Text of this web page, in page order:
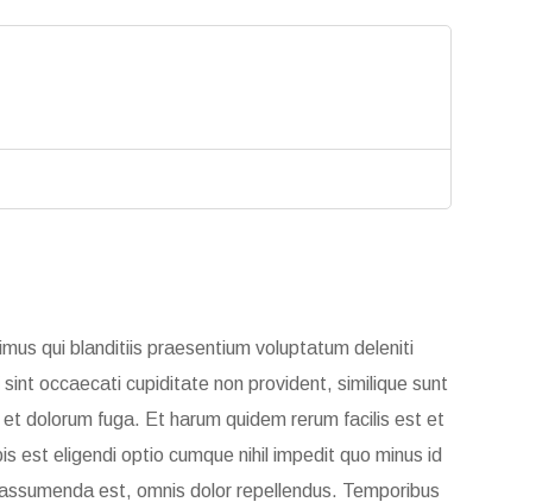
qui blanditiis praesentium voluptatum deleniti
occaecati cupiditate non provident, similique sunt
dolorum fuga. Et harum quidem rerum facilis est et
est eligendi optio cumque nihil impedit quo minus id
est, omnis dolor repellendus. Temporibus